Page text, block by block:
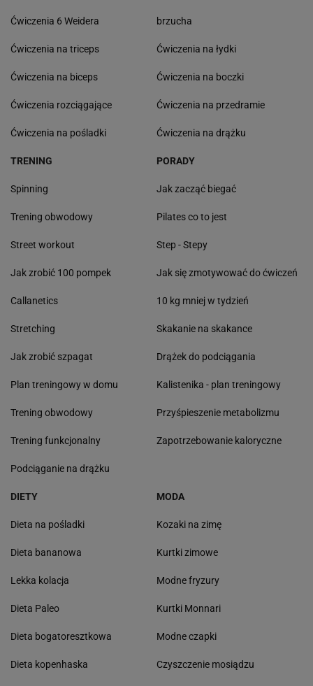
Ćwiczenia 6 Weidera
Ćwiczenia na triceps
Ćwiczenia na biceps
Ćwiczenia rozciągające
Ćwiczenia na pośladki
brzucha
Ćwiczenia na łydki
Ćwiczenia na boczki
Ćwiczenia na przedramie
Ćwiczenia na drążku
TRENING
Spinning
Trening obwodowy
Street workout
Jak zrobić 100 pompek
Callanetics
Stretching
Jak zrobić szpagat
Plan treningowy w domu
Trening obwodowy
Trening funkcjonalny
Podciąganie na drążku
PORADY
Jak zacząć biegać
Pilates co to jest
Step - Stepy
Jak się zmotywować do ćwiczeń
10 kg mniej w tydzień
Skakanie na skakance
Drążek do podciągania
Kalistenika - plan treningowy
Przyśpieszenie metabolizmu
Zapotrzebowanie kaloryczne
DIETY
Dieta na pośladki
Dieta bananowa
Lekka kolacja
Dieta Paleo
Dieta bogatoresztkowa
Dieta kopenhaska
MODA
Kozaki na zimę
Kurtki zimowe
Modne fryzury
Kurtki Monnari
Modne czapki
Czyszczenie mosiądzu